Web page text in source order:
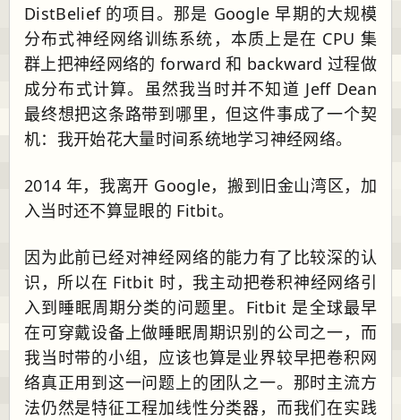
DistBelief 的项目。那是 Google 早期的大规模
分布式神经网络训练系统，本质上是在 CPU 集
群上把神经网络的 forward 和 backward 过程做
成分布式计算。虽然我当时并不知道 Jeff Dean
最终想把这条路带到哪里，但这件事成了一个契
机：我开始花大量时间系统地学习神经网络。
2014 年，我离开 Google，搬到旧金山湾区，加
入当时还不算显眼的 Fitbit。
因为此前已经对神经网络的能力有了比较深的认
识，所以在 Fitbit 时，我主动把卷积神经网络引
入到睡眠周期分类的问题里。Fitbit 是全球最早
在可穿戴设备上做睡眠周期识别的公司之一，而
我当时带的小组，应该也算是业界较早把卷积网
络真正用到这一问题上的团队之一。那时主流方
法仍然是特征工程加线性分类器，而我们在实践